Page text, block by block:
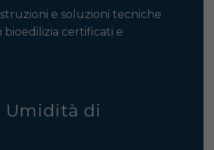
e soluzioni tecniche
bioedilizia certificati e
Umidità di